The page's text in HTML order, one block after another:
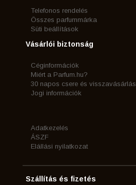
Telefonos rendelés
Összes parfummárka
Süti beállítások
Vásárlói biztonság
Céginformációk
Miért a Parfum.hu?
30 napos csere és visszavásárlás
Jogi információk
Adatkezelés
ÁSZF
Elállási nyilatkozat
Szállítás és fizetés